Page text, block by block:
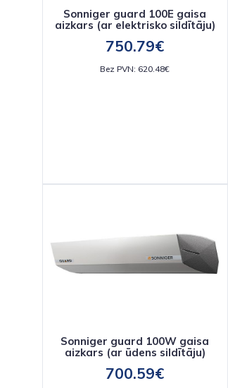
Sonniger guard 100E gaisa
aizkars (ar elektrisko sildītāju)
750.79€
Bez PVN: 620.48€
Sonniger guard 100W gaisa
aizkars (ar ūdens sildītāju)
700.59€